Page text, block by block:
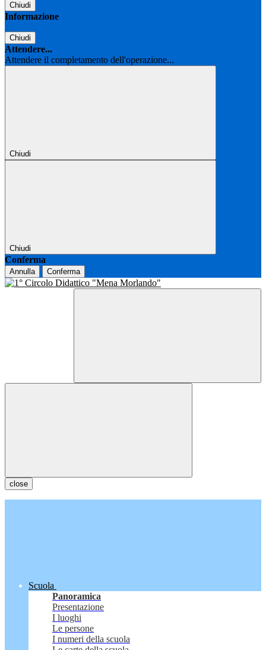
Chiudi
Informazione
Chiudi
Attendere...
Attendere il completamento dell'operazione...
Chiudi
Chiudi
Conferma
Annulla Conferma
close
Scuola
Panoramica
Presentazione
I luoghi
Le persone
I numeri della scuola